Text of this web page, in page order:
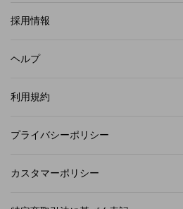
採用情報
ヘルプ
利用規約
プライバシーポリシー
カスタマーポリシー